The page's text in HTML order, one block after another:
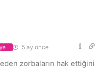
5 ay önce
zorbaların hak ettiğini